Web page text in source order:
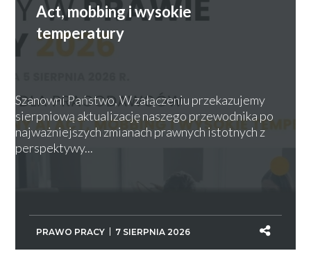
Act, mobbing i wysokie
temperatury
Szanowni Państwo, W załączeniu przekazujemy
sierpniową aktualizację naszego przewodnika po
najważniejszych zmianach prawnych istotnych z
perspektywy...
PRAWO PRACY 7 SIERPNIA 2026